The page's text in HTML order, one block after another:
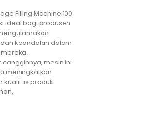
Filling Machine 100
ideal bagi produsen
dan keandalan dalam
canggihnya, mesin ini
meningkatkan
kualitas produk